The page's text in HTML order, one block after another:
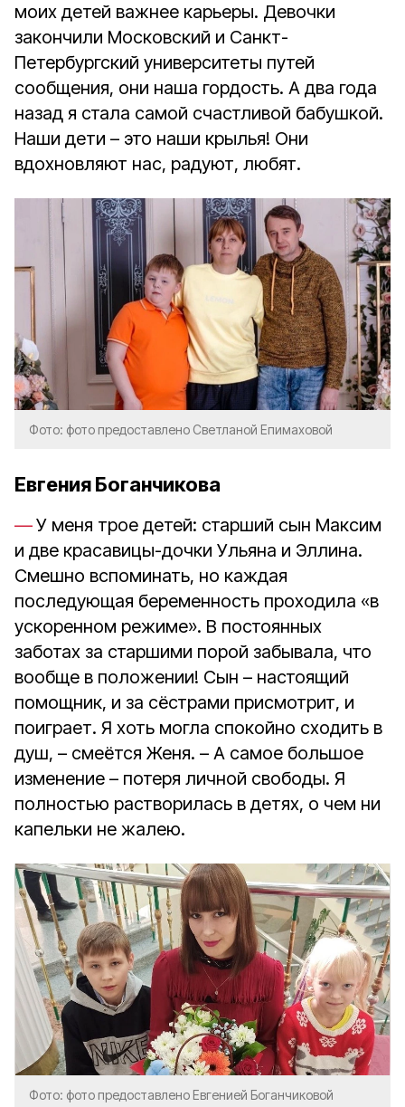
моих детей важнее карьеры. Девочки
закончили Московский и Санкт-
Петербургский университеты путей
сообщения, они наша гордость. А два года
назад я стала самой счастливой бабушкой.
Наши дети – это наши крылья! Они
вдохновляют нас, радуют, любят.
Фото: фото предоставлено Светланой Епимаховой
Евгения Боганчикова
У меня трое детей: старший сын Максим
и две красавицы-дочки Ульяна и Эллина.
Смешно вспоминать, но каждая
последующая беременность проходила «в
ускоренном режиме». В постоянных
заботах за старшими порой забывала, что
вообще в положении! Сын – настоящий
помощник, и за сёстрами присмотрит, и
поиграет. Я хоть могла спокойно сходить в
душ, – смеётся Женя. – А самое большое
изменение – потеря личной свободы. Я
полностью растворилась в детях, о чем ни
капельки не жалею.
Фото: фото предоставлено Евгенией Боганчиковой